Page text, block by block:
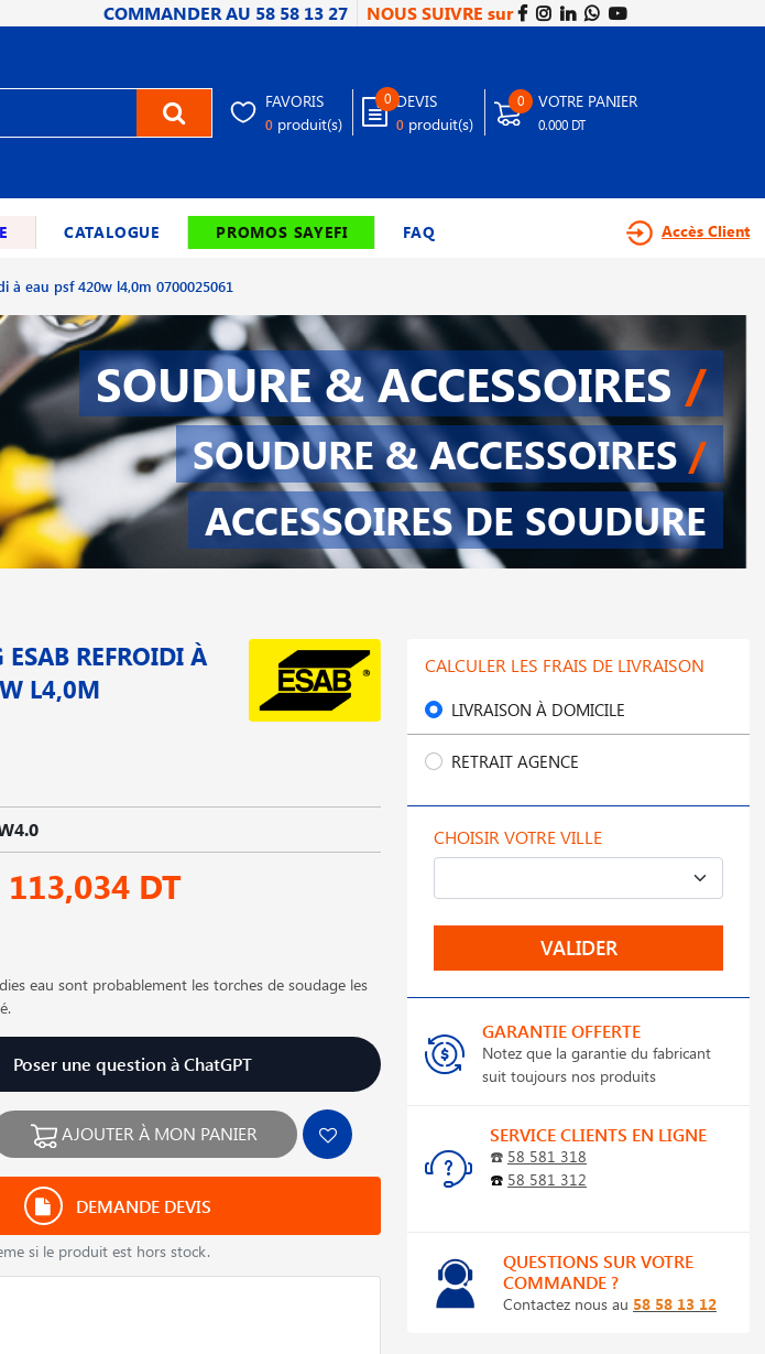
COMMANDER AU 58 58 13 27 NOUS SUIVRE sur
FAVORIS
0 produit(s)
0 DEVIS
0 produit(s)
0 VOTRE PANIER
0.000 DT
CATALOGUE PROMOS SAYEFI FAQ Accès Client
eau psf 420w l4,0m 0700025061
SOUDURE & ACCESSOIRES /
SOUDURE & ACCESSOIRES/
ACCESSOIRES DE SOUDURE
REFROIDI À
L4,0M
113,034 DT
eau sont probablement les torches de soudage les
Poser une question à ChatGPT
AJOUTER À MON PANIER
DEMANDE DEVIS
si le produit est hors stock.
CALCULER LES FRAIS DE LIVRAISON
LIVRAISON À DOMICILE
RETRAIT AGENCE
CHOISIR VOTRE VILLE
VALIDER
GARANTIE OFFERTE
Notez que la garantie du fabricant
suit toujours nos produits
SERVICE CLIENTS EN LIGNE
☎️ 58 581 318
☎️ 58 581 312
QUESTIONS SUR VOTRE
COMMANDE ?
Contactez nous au 58 58 13 12